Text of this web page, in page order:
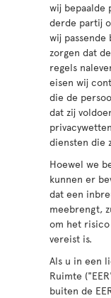
wij bepaalde
derde partij
wij
zorgen dat
regels
eisen wij
die de
dat zij
diensten die
Hoewel we
kunnen er
dat een
meebrengt,
om het
vereist is.
Als u in een
Ruimte
buiten de